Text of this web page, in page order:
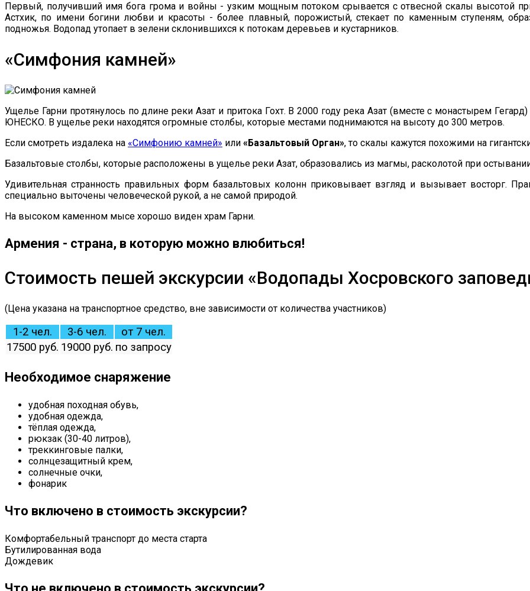
Первый, получивший имя бога грома и войны - узким мощным потоком срывается с отвесной скалы высотой
Астхик, по имени богини любви и красоты - более плавный, порожистый, стекает по каменным ступеням,
подножья. Водопад утопает в зелени склонившихся к потокам деревьев и кустарников.
«Симфония камней»
Ущелье Гарни протянулось по длине реки Азат и притока Гохт. В 2000 году река Азат (вместе с монастырем
ЮНЕСКО. В ущелье реки находятся огромные столбы, которые местами поднимаются на высоту до 300 метров.
Если смотреть издалека на «Симфонию камней» или «Базальтовый Орган», то скалы кажутся похожими на
Базальтовые столбы, которые расположены в ущелье реки Азат, образовались из магмы, расколотой при
Удивительная странность правильных форм базальтовых колонн приковывает взгляд и вызывает восторг.
специально выточены человеческой рукой, а не самой природой.
На высоком каменном мысе хорошо виден храм Гарни.
Армения - страна, в которую можно влюбиться!
Стоимость пешей экскурсии «Водопады Хосровского
(Цена указана на транспортное средство, вне зависимости от количества участников)
1-2 чел. 3-6 чел.
от 7 чел.
17500 руб. 19000 руб. по запросу
Необходимое снаряжение
удобная походная обувь,
удобная одежда,
тёплая одежда,
рюкзак (30-40 литров),
треккинговые палки,
солнцезащитный крем,
солнечные очки,
фонарик
Что включено в стоимость экскурсии?
Комфортабельный транспорт до места старта
Бутилированная вода
Дождевик